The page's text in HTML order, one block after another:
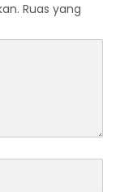
Ruas yang